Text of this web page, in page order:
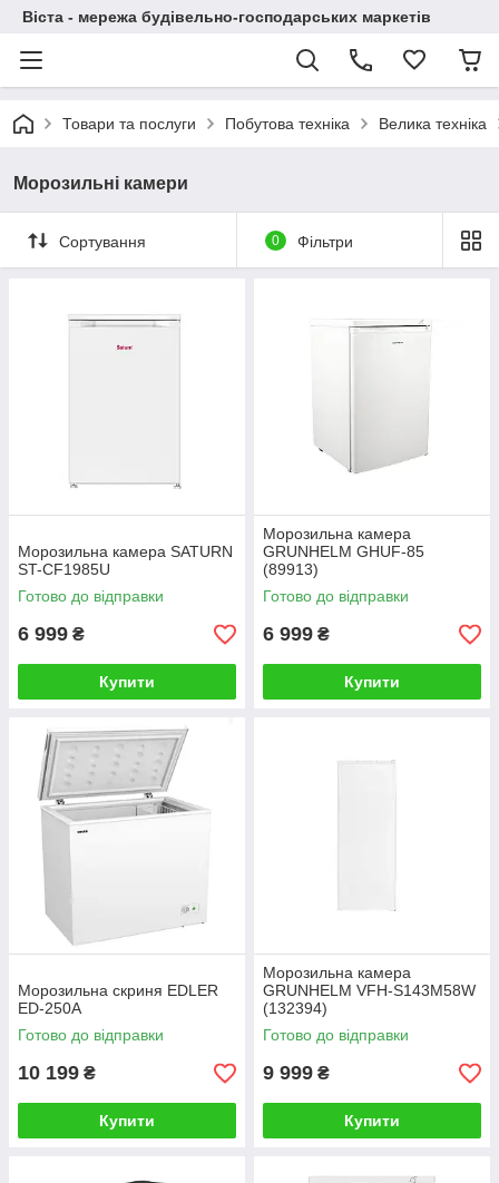
Віста - мережа будівельно-господарських маркетів
Товари та послуги Побутова техніка Велика техніка
Морозильні камери
Сортування 0 Фільтри
Морозильна камера SATURN
ST-CF1985U
Готово до відправки
6 999 ₴
Купити
Морозильна камера
GRUNHELM GHUF-85
(89913)
Готово до відправки
6 999 ₴
Купити
Морозильна скриня EDLER
ED-250A
Готово до відправки
10 199 ₴
Купити
Морозильна камера
GRUNHELM VFH-S143M58W
(132394)
Готово до відправки
9 999 ₴
Купити